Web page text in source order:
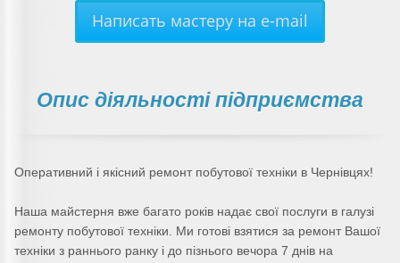
Написать мастеру на e-mail
Опис діяльності підприємства
Оперативний і якісний ремонт побутової техніки в Чернівцях!
Наша майстерня вже багато років надає свої послуги в галузі
ремонту побутової техніки. Ми готові взятися за ремонт Вашої
техніки з раннього ранку і до пізнього вечора 7 днів на